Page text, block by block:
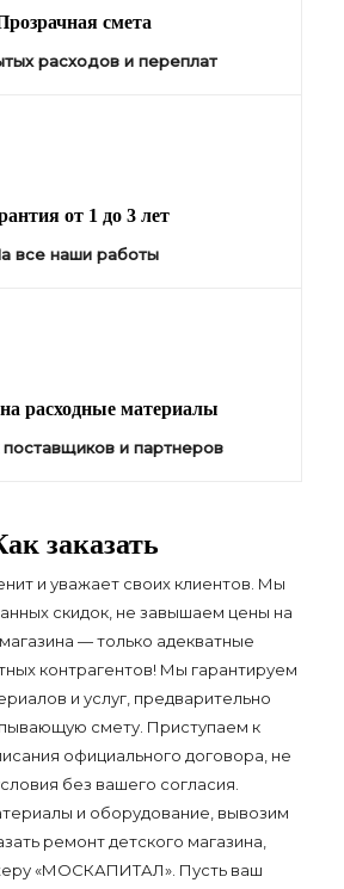
смета
расходов и переплат
от 1 до 3 лет
все наши работы
расходные материалы
и партнеров
заказать
и уважает своих клиентов. Мы
скидок, не завышаем цены на
— только адекватные
контрагентов! Мы гарантируем
и услуг, предварительно
смету. Приступаем к
официального договора, не
без вашего согласия.
и оборудование, вывозим
ремонт детского магазина,
«МОСКАПИТАЛ». Пусть ваш